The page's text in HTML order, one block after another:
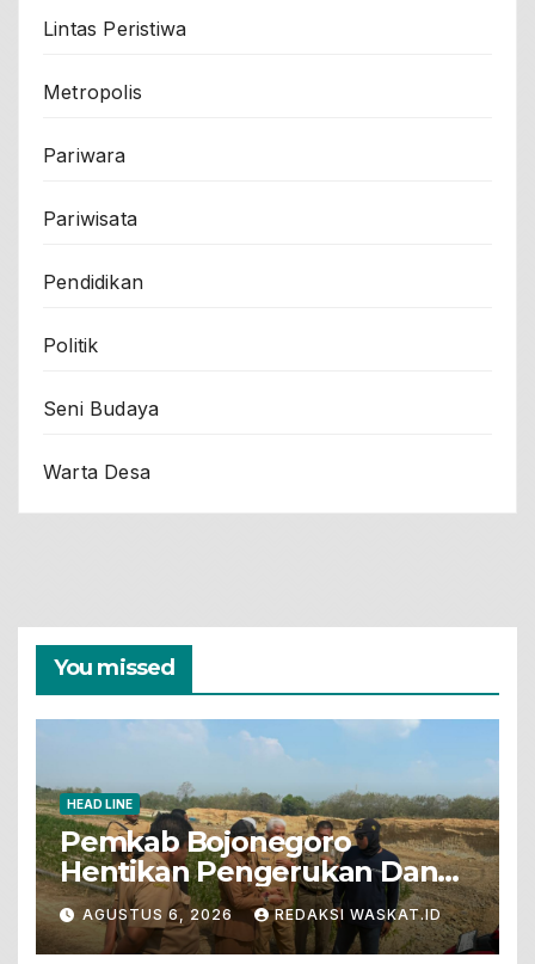
Lintas Peristiwa
Metropolis
Pariwara
Pariwisata
Pendidikan
Politik
Seni Budaya
Warta Desa
You missed
HEAD LINE
Pemkab Bojonegoro
Hentikan Pengerukan Dan
Penjualan Tanah Dari Lahan
Pertanian
AGUSTUS 6, 2026 REDAKSI WASKAT.ID